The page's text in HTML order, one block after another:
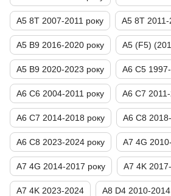
A5 8T 2007-2011 року A5 8T 2011-
A5 B9 2016-2020 року A5 (F5)
A5 B9 2020-2023 року A6 C5
A6 C6 2004-2011 року A6 C7
A6 C7 2014-2018 року A6 C8
A6 C8 2023-2024 року A7 4G
A7 4G 2014-2017 року A7 4K
A7 4K 2023-2024 A8 D4 2010-2014